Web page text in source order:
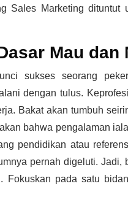
Sales Marketing dituntut
Mau dan
sukses seorang
dengan tulus.
Bakat akan tumbuh
bahwa pengalaman
pendidikan atau
pernah digeluti. Jadi,
Fokuskan pada satu